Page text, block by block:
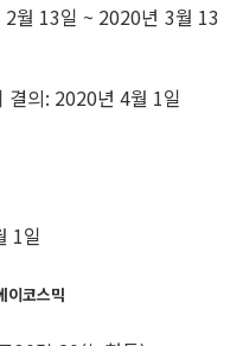
월 13일 ~ 2020년 3월 13
의: 2020년 4월 1일
1일
이코스믹